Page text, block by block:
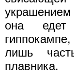
она
лишь
плавника.